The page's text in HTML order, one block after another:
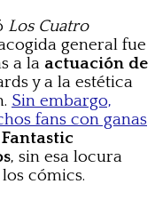
Los Cuatro
general fue
a la actuación de
y a la estética
Sin embargo,
fans con ganas
, sin esa locura
cómics.